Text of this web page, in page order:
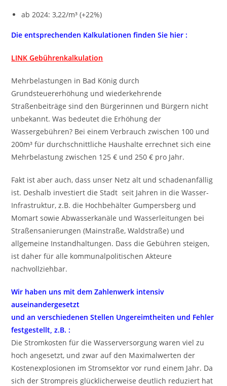
ab 2024: 3,22/m³ (+22%)
Die entsprechenden Kalkulationen finden Sie hier :
LINK Gebührenkalkulation
Mehrbelastungen in Bad König durch
Grundsteuererhöhung und wiederkehrende
Straßenbeiträge sind den Bürgerinnen und Bürgern nicht
unbekannt. Was bedeutet die Erhöhung der
Wassergebühren? Bei einem Verbrauch zwischen 100 und
200m³ für durchschnittliche Haushalte errechnet sich eine
Mehrbelastung zwischen 125 € und 250 € pro Jahr.
Fakt ist aber auch, dass unser Netz alt und schadenanfällig
ist. Deshalb investiert die Stadt seit Jahren in die Wasser-
Infrastruktur, z.B. die Hochbehälter Gumpersberg und
Momart sowie Abwasserkanäle und Wasserleitungen bei
Straßensanierungen (Mainstraße, Waldstraße) und
allgemeine Instandhaltungen. Dass die Gebühren steigen,
ist daher für alle kommunalpolitischen Akteure
nachvollziehbar.
Wir haben uns mit dem Zahlenwerk intensiv
auseinandergesetzt
und an verschiedenen Stellen Ungereimtheiten und Fehler
festgestellt, z.B. :
Die Stromkosten für die Wasserversorgung waren viel zu
hoch angesetzt, und zwar auf den Maximalwerten der
Kostenexplosionen im Stromsektor vor rund einem Jahr. Da
sich der Strompreis glücklicherweise deutlich reduziert hat